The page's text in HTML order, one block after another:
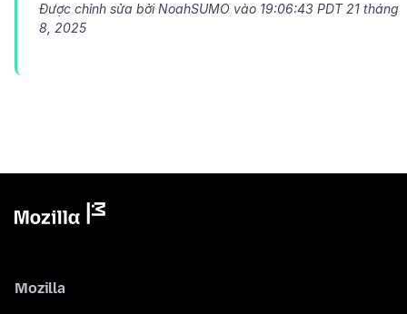
Được chỉnh sửa bởi NoahSUMO vào 19:06:43 PDT 21 tháng
8, 2025
Mozilla